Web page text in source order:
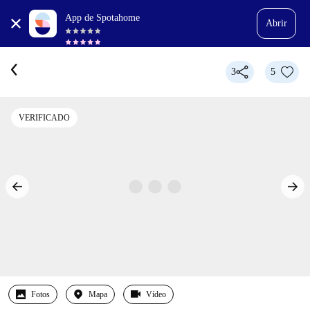
App de Spotahome
Abrir
3 5
VERIFICADO
Fotos Mapa Vídeo